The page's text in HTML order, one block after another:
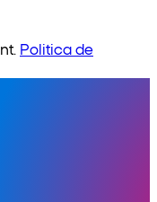
Politica de